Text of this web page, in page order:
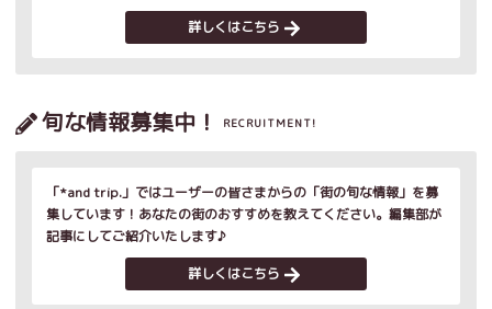
詳しくはこちら
旬な情報募集中！ RECRUITMENT!
「*and trip.」ではユーザーの皆さまからの「街の旬な情報」を募
集しています！あなたの街のおすすめを教えてください。編集部が
記事にしてご紹介いたします♪
詳しくはこちら